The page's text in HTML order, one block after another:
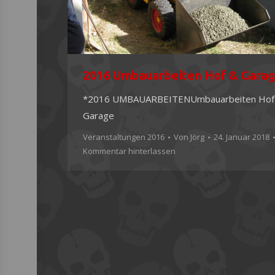
2016 Umbauarbeiten Hof &
*2016 UMBAUARBEITENUmbauarbeiten
Garage
Veranstaltungen 2016 Von Jörg
24. Januar 2018
Kommentar hinterlassen